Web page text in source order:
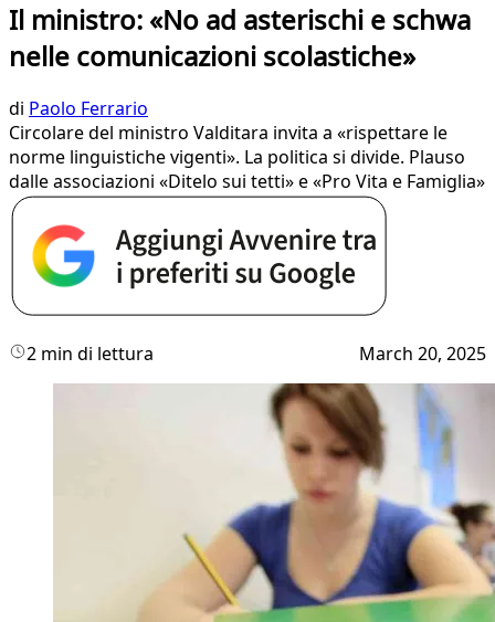
Il ministro: «No ad asterischi e schwa
nelle comunicazioni scolastiche»
di Paolo Ferrario
Circolare del ministro Valditara invita a «rispettare le
norme linguistiche vigenti». La politica si divide. Plauso
dalle associazioni «Ditelo sui tetti» e «Pro Vita e Famiglia»
2 min di lettura March 20, 2025